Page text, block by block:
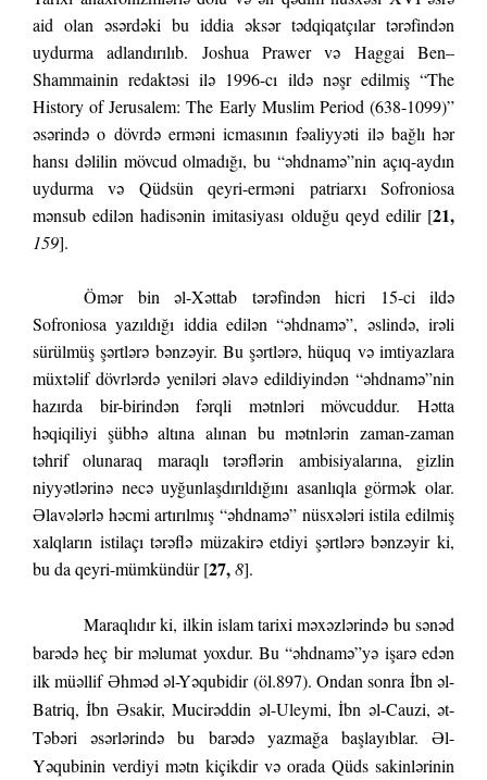
aid olan əsərdəki bu iddia əksər tədqiqatçılar tərəfindən
uydurma adlandırılıb. Joshua Prawer və Haggai Ben–
Shammainin redaktəsi ilə 1996-cı ildə nəşr edilmiş “The
History of Jerusalem: The Early Muslim Period (638-1099)”
əsərində o dövrdə erməni icmasının fəaliyyəti ilə bağlı hər
hansı dəlilin mövcud olmadığı, bu “əhdnamə”nin açıq-aydın
uydurma və Qüdsün qeyri-erməni patriarxı Sofroniosa
mənsub edilən hadisənin imitasiyası olduğu qeyd edilir [21,
159].
Ömər bin əl-Xəttab tərəfindən hicri 15-ci ildə
Sofroniosa yazıldığı iddia edilən “əhdnamə”, əslində, irəli
sürülmüş şərtlərə bənzəyir. Bu şərtlərə, hüquq və imtiyazlara
müxtəlif dövrlərdə yeniləri əlavə edildiyindən “əhdnamə”nin
hazırda bir-birindən fərqli mətnləri mövcuddur. Hətta
həqiqiliyi şübhə altına alınan bu mətnlərin zaman-zaman
təhrif olunaraq maraqlı tərəflərin ambisiyalarına, gizlin
niyyətlərinə necə uyğunlaşdırıldığını asanlıqla görmək olar.
Əlavələrlə həcmi artırılmış “əhdnamə” nüsxələri istila edilmiş
xalqların istilaçı tərəflə müzakirə etdiyi şərtlərə bənzəyir ki,
bu da qeyri-mümkündür [27,8].
Maraqlıdır ki, ilkin islam tarixi məxəzlərində bu sənəd
barədə heç bir məlumat yoxdur. Bu “əhdnamə”yə işarə edən
ilk müəllif Əhməd əl-Yəqubidir (öl.897). Ondan sonra İbn əl-
Batriq, İbn Əsakir, Mucirəddin əl-Uleymi, İbn əl-Cauzi, ət-
Təbəri əsərlərində bu barədə yazmağa başlayıblar. Əl-
Yəqubinin verdiyi mətn kiçikdir və orada Qüds sakinlərinin